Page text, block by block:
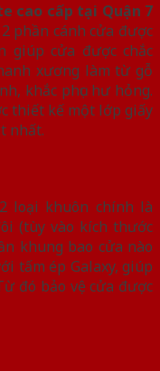
cao cấp tại Quận 7
phần cánh cửa được
giúp cửa được chắc
xương làm từ gỗ
khắc phục hư hỏng.
thiết kế một lớp giấy
nhất.
loại khuôn chính là
(tùy vào kích thước
khung bao cửa nào
tấm ép Galaxy, giúp
đó bảo vệ cửa được